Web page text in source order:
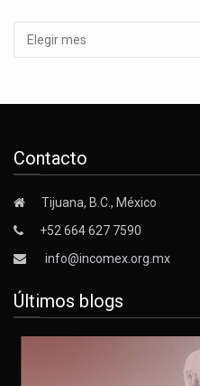
Contacto
Tijuana, B.C., México
+52 664 627 7590
info@incomex.org.mx
Últimos blogs